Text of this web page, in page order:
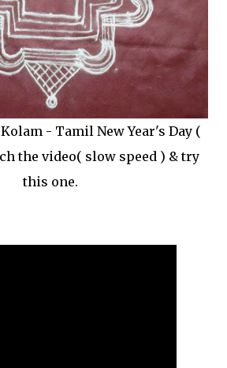
- Tamil New Year's Day (
the video( slow speed ) & try
this one.